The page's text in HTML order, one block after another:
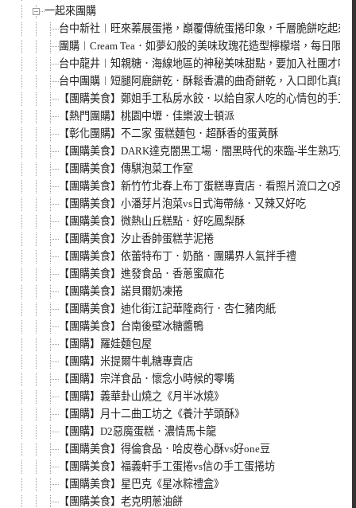
一起來團購
台中新社︱旺來蓁展蛋捲，巔覆傳統蛋捲印象，千層脆餅吃起來
團購︱Cream Tea．如夢幻般的美味玫瑰花造型檸檬塔，每日限
台中龍井︱知親糖．海線地區的神秘美味甜點，要加入社團才吃
台中團購︱短腿阿鹿餅乾．酥鬆香濃的曲奇餅乾，入口即化真
【團購美食】鄭姐手工私房水餃．以給自家人吃的心情包的手
【熱門團購】桃園中壢．佳樂波士頓派
【彰化團購】不二家 蛋糕麵包．超酥香的蛋黃酥
【團購美食】DARK達克闇黑工場．闇黑時代的來臨-半生熟巧克
【團購美食】傳騏泡菜工作室
【團購美食】新竹竹北春上布丁蛋糕專賣店．看照片流口之Q彈
【團購美食】小潘芽片泡菜vs日式海帶絲．又辣又好吃
【團購美食】微熱山丘糕點．好吃鳳梨酥
【團購美食】汐止香帥蛋糕芋泥捲
【團購美食】依蕾特布丁．奶酪．團購界人氣拌手禮
【團購美食】進發食品．香蔥蜜麻花
【團購美食】諾貝爾奶凍捲
【團購美食】迪化街江記華隆商行．杏仁豬肉紙
【團購美食】台南後壁冰糖醬鴨
【團購】羅娃麵包屋
【團購】米提爾牛軋糖專賣店
【團購】宗洋食品．懷念小時候的零嘴
【團購】義華卦山燒之《月半冰燒》
【團購】月十二曲工坊之《養汁芋頭酥》
【團購】D2惡魔蛋糕．濃情馬卡龍
【團購美食】得倫食品．哈皮卷心酥vs好one豆
【團購美食】福義軒手工蛋捲vs信の手工蛋捲坊
【團購美食】星巴克《星冰粽禮盒》
【團購美食】老克明蔥油餅